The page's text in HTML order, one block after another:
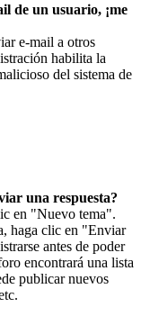
de un usuario, ¡me
e-mail a otros
habilita la
del sistema de
una respuesta?
en "Nuevo tema".
haga clic en "Enviar
antes de poder
encontrará una lista
publicar nuevos